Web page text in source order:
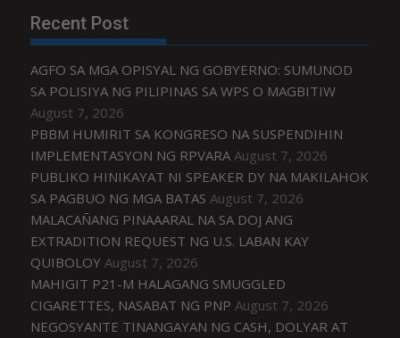
Recent Post
AGFO SA MGA OPISYAL NG GOBYERNO: SUMUNOD
SA POLISIYA NG PILIPINAS SA WPS O MAGBITIW
August 7, 2026
PBBM HUMIRIT SA KONGRESO NA SUSPENDIHIN
IMPLEMENTASYON NG RPVARA August 7, 2026
PUBLIKO HINIKAYAT NI SPEAKER DY NA MAKILAHOK
SA PAGBUO NG MGA BATAS August 7, 2026
MALACAÑANG PINAAARAL NA SA DOJ ANG
EXTRADITION REQUEST NG U.S. LABAN KAY
QUIBOLOY August 7, 2026
MAHIGIT P21-M HALAGANG SMUGGLED
CIGARETTES, NASABAT NG PNP August 7, 2026
NEGOSYANTE TINANGAYAN NG CASH, DOLYAR AT